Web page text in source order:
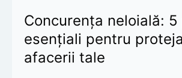
Concurența neloială: 5
esențiali pentru
afacerii tale